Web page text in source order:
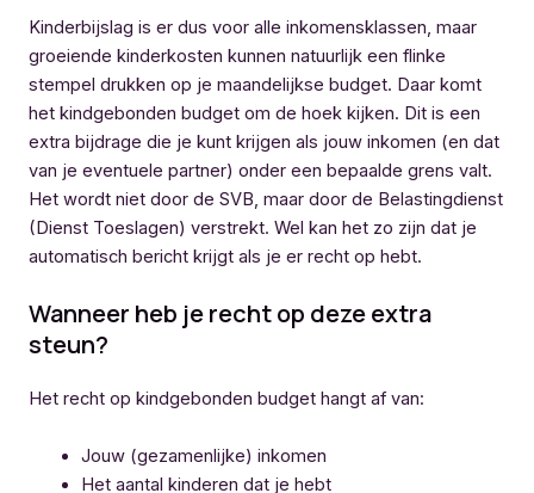
Kinderbijslag is er dus voor alle inkomensklassen, maar
groeiende kinderkosten kunnen natuurlijk een flinke
stempel drukken op je maandelijkse budget. Daar komt
het kindgebonden budget om de hoek kijken. Dit is een
extra bijdrage die je kunt krijgen als jouw inkomen (en dat
van je eventuele partner) onder een bepaalde grens valt.
Het wordt niet door de SVB, maar door de Belastingdienst
(Dienst Toeslagen) verstrekt. Wel kan het zo zijn dat je
automatisch bericht krijgt als je er recht op hebt.
Wanneer heb je recht op deze extra
steun?
Het recht op kindgebonden budget hangt af van:
Jouw (gezamenlijke) inkomen
Het aantal kinderen dat je hebt